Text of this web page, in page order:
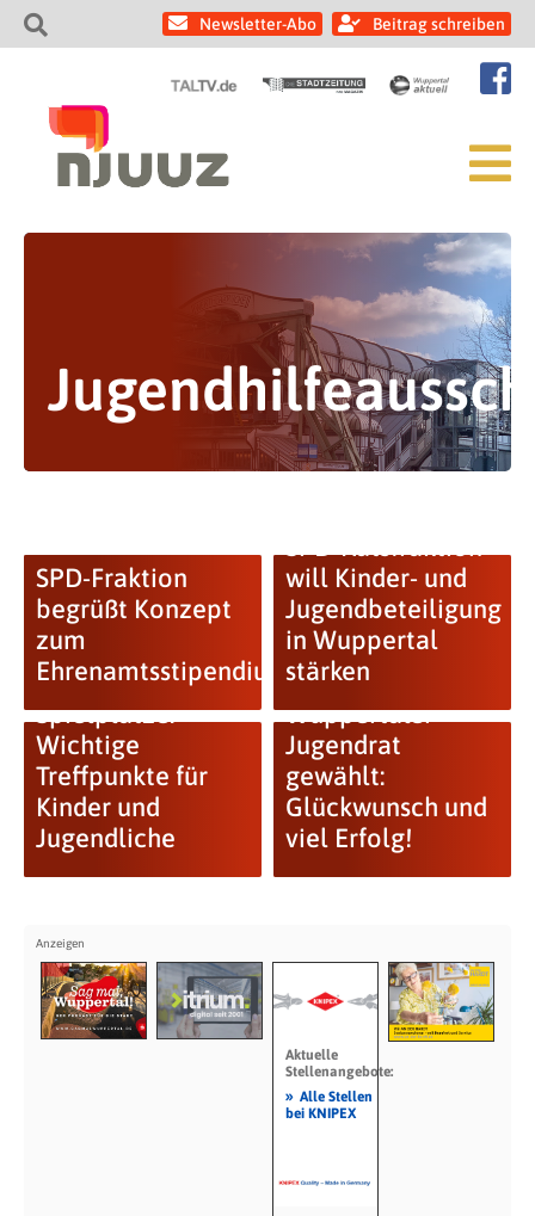
Newsletter-Abo Beitrag schreiben
SPD-Fraktion
begrüßt Konzept
zum
Ehrenamtsstipendium
will Kinder- und
Jugendbeteiligung
in Wuppertal
stärken
Spielplätze:
Wichtige
Treffpunkte für
Kinder und
Jugendliche
Wuppertaler
Jugendrat
gewählt:
Glückwunsch und
viel Erfolg!
Aktuelle
Stellenangebote:
» Alle Stellen
bei KNIPEX